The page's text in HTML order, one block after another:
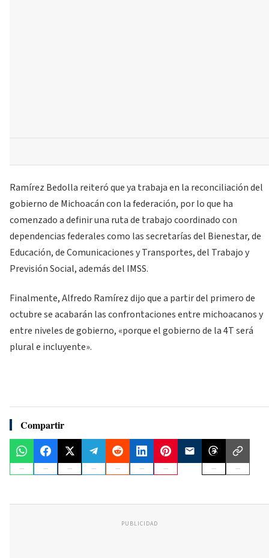
Ramírez Bedolla reiteró que ya trabaja en la reconciliación del
gobierno de Michoacán con la federación, por lo que ha
comenzado a definir una ruta de trabajo coordinado con
dependencias federales como las secretarías del Bienestar, de
Educación, de Comunicaciones y Transportes, del Trabajo y
Previsión Social, además del IMSS.
Finalmente, Alfredo Ramírez dijo que a partir del primero de
octubre se acabarán las confrontaciones entre michoacanos y
entre niveles de gobierno, «porque el gobierno de la 4T será
plural e incluyente».
Compartir
PUBLICIDAD